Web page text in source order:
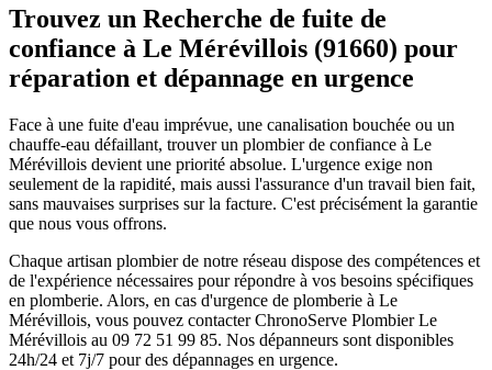
Trouvez un Recherche de fuite de
confiance à Le Mérévillois (91660) pour
réparation et dépannage en urgence
Face à une fuite d'eau imprévue, une canalisation bouchée ou un
chauffe-eau défaillant, trouver un plombier de confiance à Le
Mérévillois devient une priorité absolue. L'urgence exige non
seulement de la rapidité, mais aussi l'assurance d'un travail bien fait,
sans mauvaises surprises sur la facture. C'est précisément la garantie
que nous vous offrons.
Chaque artisan plombier de notre réseau dispose des compétences et
de l'expérience nécessaires pour répondre à vos besoins spécifiques
en plomberie. Alors, en cas d'urgence de plomberie à Le
Mérévillois, vous pouvez contacter ChronoServe Plombier Le
Mérévillois au 09 72 51 99 85. Nos dépanneurs sont disponibles
24h/24 et 7j/7 pour des dépannages en urgence.